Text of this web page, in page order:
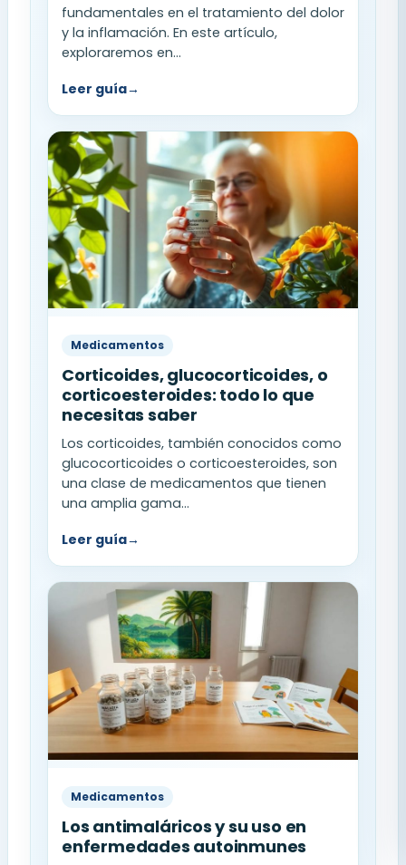
fundamentales en el tratamiento del dolor
y la inflamación. En este artículo,
exploraremos en...
Leer guía→
Medicamentos
Corticoides, glucocorticoides, o
corticoesteroides: todo lo que
necesitas saber
Los corticoides, también conocidos como
glucocorticoides o corticoesteroides, son
una clase de medicamentos que tienen
una amplia gama...
Leer guía→
Medicamentos
Los antimaláricos y su uso en
enfermedades autoinmunes